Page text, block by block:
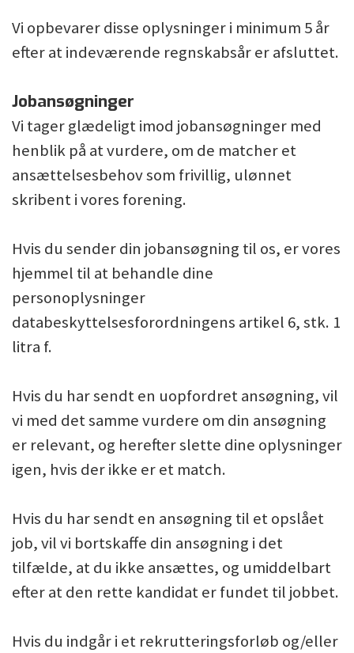
Vi opbevarer disse oplysninger i minimum 5 år
efter at indeværende regnskabsår er afsluttet.
Jobansøgninger
Vi tager glædeligt imod jobansøgninger med
henblik på at vurdere, om de matcher et
ansættelsesbehov som frivillig, ulønnet
skribent i vores forening.
Hvis du sender din jobansøgning til os, er vores
hjemmel til at behandle dine
personoplysninger
databeskyttelsesforordningens artikel 6, stk. 1
litra f.
Hvis du har sendt en uopfordret ansøgning, vil
vi med det samme vurdere om din ansøgning
er relevant, og herefter slette dine oplysninger
igen, hvis der ikke er et match.
Hvis du har sendt en ansøgning til et opslået
job, vil vi bortskaffe din ansøgning i det
tilfælde, at du ikke ansættes, og umiddelbart
efter at den rette kandidat er fundet til jobbet.
Hvis du indgår i et rekrutteringsforløb og/eller